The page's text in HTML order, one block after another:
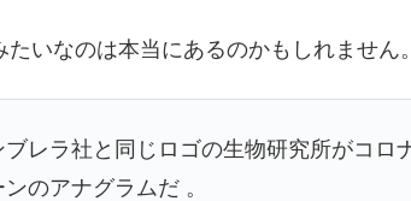
いなのは本当にあるのかもしれません。
レラ社と同じロゴの生物研究所がコロ
のアナグラムだ 。